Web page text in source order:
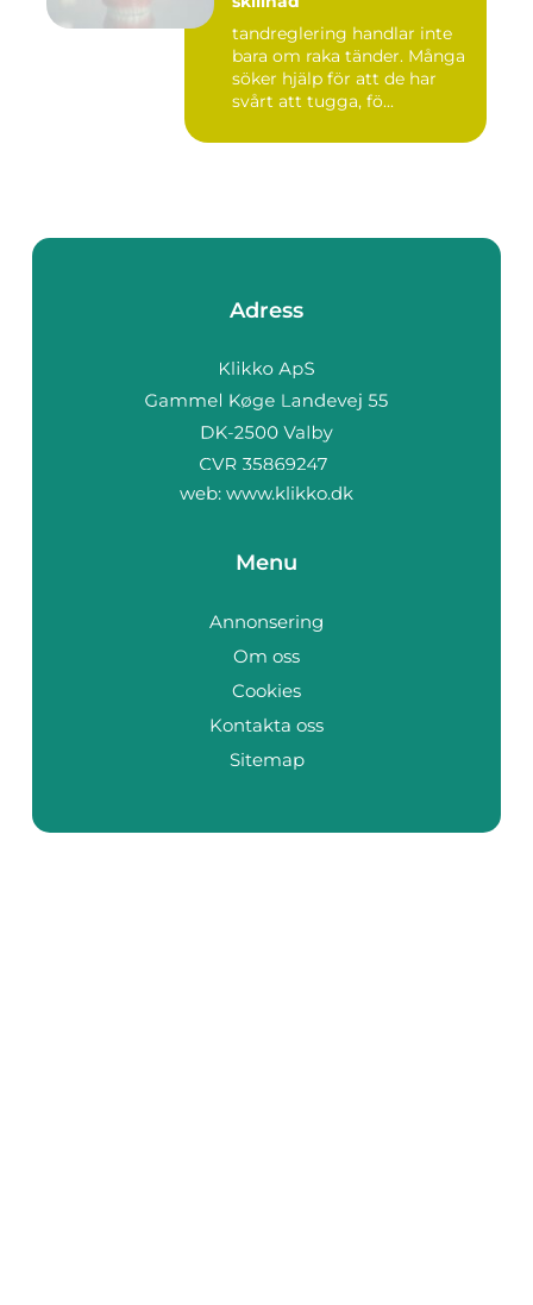
tandreglering handlar inte
bara om raka tänder. Många
söker hjälp för att de har
svårt att tugga, fö...
Adress
web: www.klikko.dk
Menu
Annonsering
Om oss
Cookies
Kontakta oss
Sitemap